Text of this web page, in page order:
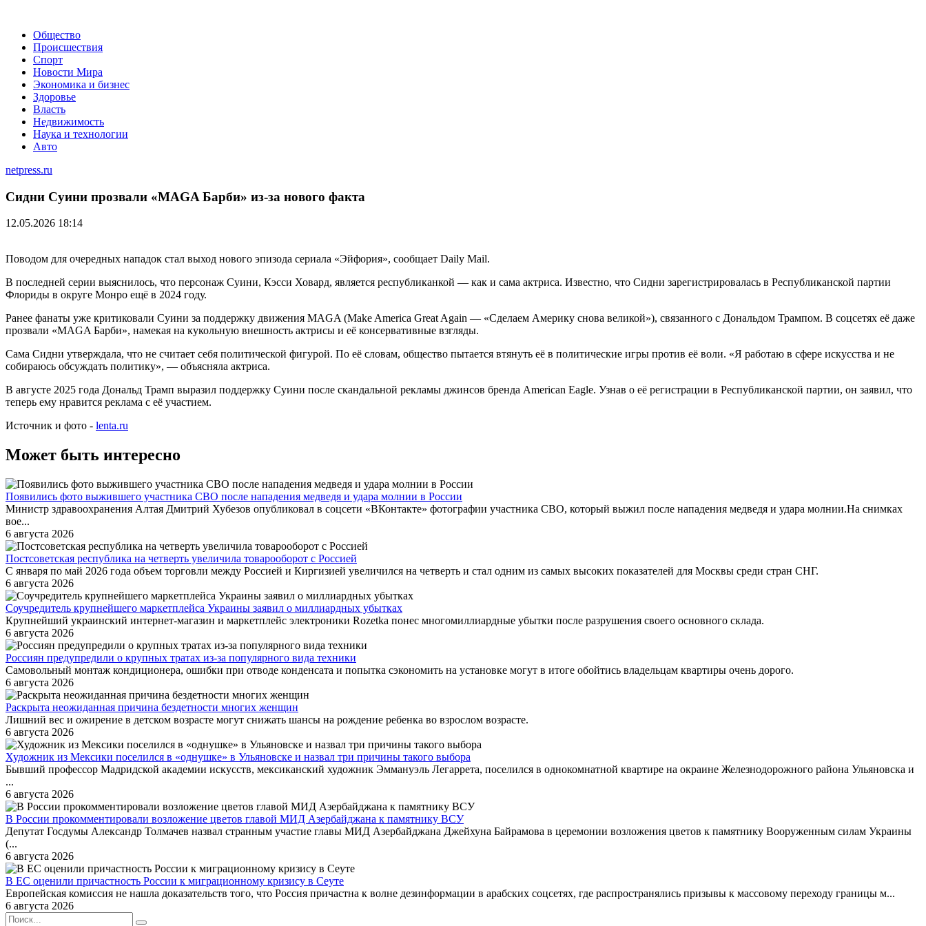
Общество
Происшествия
Спорт
Новости Мира
Экономика и бизнес
Здоровье
Власть
Недвижимость
Наука и технологии
Авто
netpress.ru
Сидни Суини прозвали «MAGA Барби» из-за нового факта
12.05.2026 18:14
Поводом для очередных нападок стал выход нового эпизода сериала «Эйфория», сообщает Daily Mail.
В последней серии выяснилось, что персонаж Суини, Кэсси Ховард, является республиканкой — как и сама актриса. Известно, что Сидни зарегистрировалась в Республиканской партии
Флориды в округе Монро ещё в 2024 году.
Ранее фанаты уже критиковали Суини за поддержку движения MAGA (Make America Great Again — «Сделаем Америку снова великой»), связанного с Дональдом Трампом. В соцсетях её даже
прозвали «MAGA Барби», намекая на кукольную внешность актрисы и её консервативные взгляды.
Сама Сидни утверждала, что не считает себя политической фигурой. По её словам, общество пытается втянуть её в политические игры против её воли. «Я работаю в сфере искусства и не
собираюсь обсуждать политику», — объясняла актриса.
В августе 2025 года Дональд Трамп выразил поддержку Суини после скандальной рекламы джинсов бренда American Eagle. Узнав о её регистрации в Республиканской партии, он заявил, что
теперь ему нравится реклама с её участием.
Источник и фото - lenta.ru
Может быть интересно
Появились фото выжившего участника СВО после нападения медведя и удара молнии в России
Министр здравоохранения Алтая Дмитрий Хубезов опубликовал в соцсети «ВКонтакте» фотографии участника СВО, который выжил после нападения медведя и удара молнии.На снимках
вое...
6 августа 2026
Постсоветская республика на четверть увеличила товарооборот с Россией
С января по май 2026 года объем торговли между Россией и Киргизией увеличился на четверть и стал одним из самых высоких показателей для Москвы среди стран СНГ.
6 августа 2026
Соучредитель крупнейшего маркетплейса Украины заявил о миллиардных убытках
Крупнейший украинский интернет-магазин и маркетплейс электроники Rozetka понес многомиллиардные убытки после разрушения своего основного склада.
6 августа 2026
Россиян предупредили о крупных тратах из-за популярного вида техники
Самовольный монтаж кондиционера, ошибки при отводе конденсата и попытка сэкономить на установке могут в итоге обойтись владельцам квартиры очень дорого.
6 августа 2026
Раскрыта неожиданная причина бездетности многих женщин
Лишний вес и ожирение в детском возрасте могут снижать шансы на рождение ребенка во взрослом возрасте.
6 августа 2026
Художник из Мексики поселился в «однушке» в Ульяновске и назвал три причины такого выбора
Бывший профессор Мадридской академии искусств, мексиканский художник Эммануэль Легаррета, поселился в однокомнатной квартире на окраине Железнодорожного района Ульяновска и
...
6 августа 2026
В России прокомментировали возложение цветов главой МИД Азербайджана к памятнику ВСУ
Депутат Госдумы Александр Толмачев назвал странным участие главы МИД Азербайджана Джейхуна Байрамова в церемонии возложения цветов к памятнику Вооруженным силам Украины
(...
6 августа 2026
В ЕС оценили причастность России к миграционному кризису в Сеуте
Европейская комиссия не нашла доказательств того, что Россия причастна к волне дезинформации в арабских соцсетях, где распространялись призывы к массовому переходу границы м...
6 августа 2026